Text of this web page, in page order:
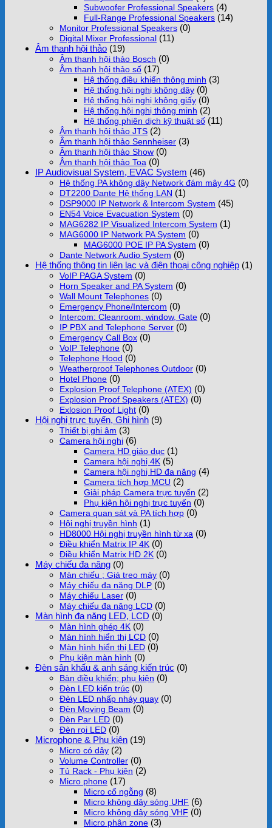
Subwoofer Professional Speakers (4)
Full-Range Professional Speakers (14)
Monitor Professional Speakers (0)
Digital Mixer Professional (11)
Âm thanh hội thảo (19)
Âm thanh hội thảo Bosch (0)
Âm thanh hội thảo số (17)
Hệ thống điều khiển thông minh (3)
Hệ thống hội nghị không dây (0)
Hệ thống hội nghị không giấy (0)
Hệ thống hội nghị thông minh (2)
Hệ thống phiên dịch kỹ thuật số (11)
Âm thanh hội thảo JTS (2)
Âm thanh hội thảo Sennheiser (3)
Âm thanh hội thảo Show (0)
Âm thanh hội thảo Toa (0)
IP Audiovisual System, EVAC System (46)
Hệ thống PA không dây Network đám mây 4G (0)
DT2200 Dante Hệ thống LAN (1)
DSP9000 IP Network & Intercom System (45)
EN54 Voice Evacuation System (0)
MAG6282 IP Visualized Intercom System (1)
MAG6000 IP Network PA System (0)
MAG6000 POE IP PA System (0)
Dante Network Audio System (0)
Hệ thống thông tin liên lạc và điện thoại công nghiệp (1)
VoIP PAGA System (0)
Horn Speaker and PA System (0)
Wall Mount Telephones (0)
Emergency Phone/Intercom (0)
Intercom: Cleanroom, window, Gate (0)
IP PBX and Telephone Server (0)
Emergency Call Box (0)
VoIP Telephone (0)
Telephone Hood (0)
Weatherproof Telephones Outdoor (0)
Hotel Phone (0)
Explosion Proof Telephone (ATEX) (0)
Explosion Proof Speakers (ATEX) (0)
Exlosion Proof Light (0)
Hội nghị trực tuyến, Ghi hình (9)
Thiết bị ghi âm (3)
Camera hội nghị (6)
Camera HD giáo dục (1)
Camera hội nghị 4K (5)
Camera hội nghị HD đa năng (4)
Camera tích hợp MCU (2)
Giải pháp Camera trực tuyến (2)
Phụ kiện hội nghị trực tuyến (0)
Camera quan sát và PA tích hợp (0)
Hội nghị truyền hình (1)
HD8000 Hội nghị truyền hình từ xa (0)
Điều khiển Matrix IP 4K (0)
Điều khiển Matrix HD 2K (0)
Máy chiếu đa năng (0)
Màn chiếu ; Giá treo máy (0)
Máy chiếu đa năng DLP (0)
Máy chiếu Laser (0)
Máy chiếu đa năng LCD (0)
Màn hình đa năng LED, LCD (0)
Màn hình ghép 4K (0)
Màn hình hiển thị LCD (0)
Màn hình hiển thị LED (0)
Phụ kiện màn hình (0)
Đèn sân khấu & anh sáng kiến trúc (0)
Bàn điều khiển; phụ kiện (0)
Đèn LED kiến trúc (0)
Đèn LED nhấp nháy quay (0)
Đèn Moving Beam (0)
Đèn Par LED (0)
Đèn rọi LED (0)
Microphone & Phụ kiện (19)
Micro có dây (2)
Volume Controller (0)
Tủ Rack - Phụ kiện (2)
Micro phone (17)
Micro cổ ngỗng (8)
Micro không dây sóng UHF (6)
Micro không dây sóng VHF (0)
Micro phân zone (3)